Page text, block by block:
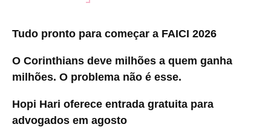
Tudo pronto para começar a FAICI 2026
O Corinthians deve milhões a quem ganha
milhões. O problema não é esse.
Hopi Hari oferece entrada gratuita para
advogados em agosto